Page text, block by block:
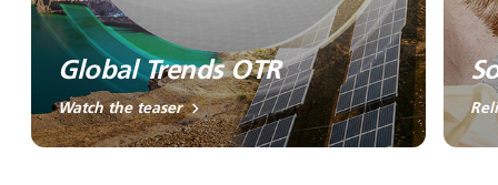
Global Trends OTR
Watch the teaser